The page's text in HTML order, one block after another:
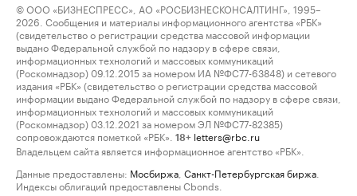
© ООО «БИЗНЕСПРЕСС», АО «РОСБИЗНЕСКОНСАЛТИНГ», 1995–
2026. Сообщения и материалы информационного агентства «РБК»
(свидетельство о регистрации средства массовой информации
выдано Федеральной службой по надзору в сфере связи,
информационных технологий и массовых коммуникаций
(Роскомнадзор) 09.12.2015 за номером ИА №ФС77-63848) и сетевого
издания «РБК» (свидетельство о регистрации средства массовой
информации выдано Федеральной службой по надзору в сфере связи,
информационных технологий и массовых коммуникаций
(Роскомнадзор) 03.12.2021 за номером ЭЛ №ФС77-82385)
сопровождаются пометкой «РБК».
18+ letters@rbc.ru
Владельцем сайта является информационное агентство «РБК».
Данные предоставлены: Мосбиржа Санкт-Петербургская биржа
Индексы облигаций предоставлены Cbonds.